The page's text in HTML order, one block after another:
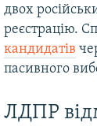
двох
реєстрацію.
кандидатів
пасивного
ЛДПР